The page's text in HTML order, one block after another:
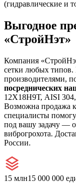
(гидравлические и
Выгодное
«СтройНэт»
Компания
сетки любых
производителями,
посреднических
12Х18Н9Т, AISI 304,
Возможна продажа
специалисты
под вашу задачу —
виброгрохота.
России.
15 млн15 000 000